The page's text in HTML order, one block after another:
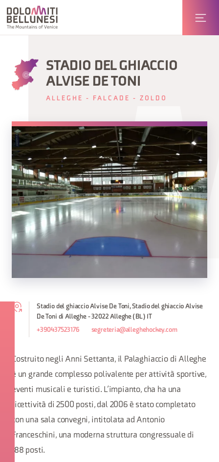
STADIO DEL GHIACCIO
ALVISE DE TONI
ALLEGHE - FALCADE - ZOLDO
Stadio del ghiaccio Alvise De Toni, Stadio del ghiaccio Alvise
De Toni di Alleghe - 32022 Alleghe (BL) IT
+390437523176 segreteria@alleghehockey.com
Costruito negli Anni Settanta, il Palaghiaccio di Alleghe
è un grande complesso polivalente per attività sportive,
eventi musicali e turistici. L’impianto, cha ha una
ricettività di 2500 posti, dal 2006 è stato completato
con una sala convegni, intitolata ad Antonio
Franceschini, una moderna struttura congressuale di
188 posti.